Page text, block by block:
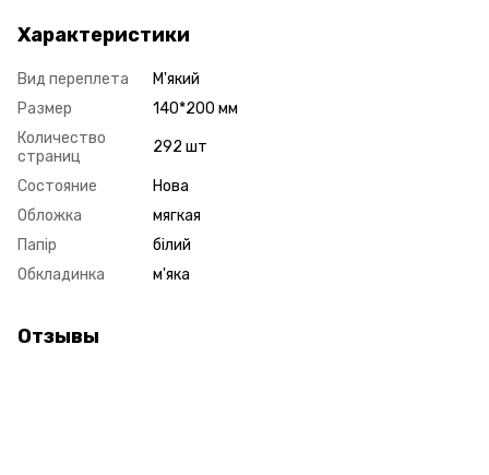
Характеристики
Вид переплета
М'який
Размер
140*200 мм
Количество
страниц
292 шт
Состояние
Нова
Обложка
мягкая
Папір
білий
Обкладинка
м'яка
Отзывы